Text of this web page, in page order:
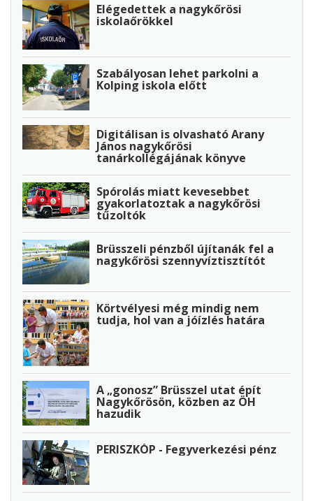
Elégedettek a nagykőrösi
iskolaőrökkel
Szabályosan lehet parkolni a
Kolping iskola előtt
Digitálisan is olvasható Arany
János nagykőrösi
tanárkollégájának könyve
Spórolás miatt kevesebbet
gyakorlatoztak a nagykőrösi
tűzoltók
Brüsszeli pénzből újítanák fel a
nagykőrösi szennyvíztisztítót
Körtvélyesi még mindig nem
tudja, hol van a jóízlés határa
A „gonosz” Brüsszel utat épít
Nagykőrösön, közben az ÖH
hazudik
PERISZKÓP - Fegyverkezési pénz